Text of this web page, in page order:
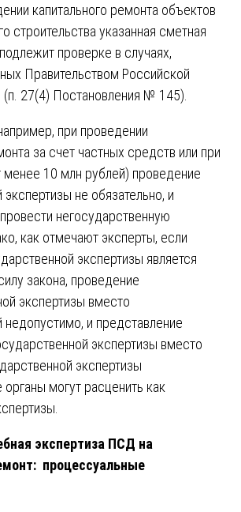
капитального ремонта объектов
строительства указанная сметная
проверке в случаях,
Правительством Российской
27(4) Постановления № 145).
при проведении
за счет частных средств или при
менее 10 млн рублей) проведение
не обязательно, и
негосударственную
как отмечают эксперты, если
экспертизы является
закона, проведение
экспертизы вместо
недопустимо, и представление
экспертизы вместо
экспертизы
могут расценить как
экспертиза ПСД на
процессуальные